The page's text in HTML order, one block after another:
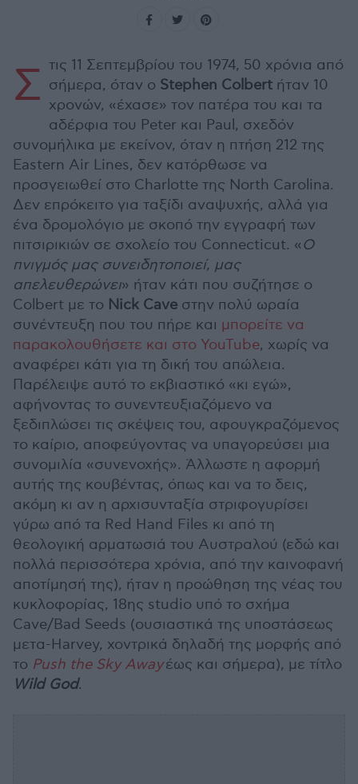
Σ τις 11 Σεπτεμβρίου του 1974, 50 χρόνια από
σήμερα, όταν ο Stephen Colbert ήταν 10
χρονών, «έχασε» τον πατέρα του και τα
αδέρφια του Peter και Paul, σχεδόν
συνομήλικα με εκείνον, όταν η πτήση 212 της
Eastern Air Lines, δεν κατόρθωσε να
προσγειωθεί στο Charlotte της North Carolina.
Δεν επρόκειτο για ταξίδι αναψυχής, αλλά για
ένα δρομολόγιο με σκοπό την εγγραφή των
πιτσιρικιών σε σχολείο του Connecticut. «Ο
πνιγμός μας συνειδητοποιεί, μας
απελευθερώνει» ήταν κάτι που συζήτησε ο
Colbert με το Nick Cave στην πολύ ωραία
συνέντευξη που του πήρε και μπορείτε να
παρακολουθήσετε και στο YouTube, χωρίς να
αναφέρει κάτι για τη δική του απώλεια.
Παρέλειψε αυτό το εκβιαστικό «κι εγώ»,
αφήνοντας το συνεντευξιαζόμενο να
ξεδιπλώσει τις σκέψεις του, αφουγκραζόμενος
το καίριο, αποφεύγοντας να υπαγορεύσει μια
συνομιλία «συνενοχής». Άλλωστε η αφορμή
αυτής της κουβέντας, όπως και να το δεις,
ακόμη κι αν η αρχισυνταξία στριφογυρίσει
γύρω από τα Red Hand Files κι από τη
θεολογική αρματωσιά του Αυστραλού (εδώ και
πολλά περισσότερα χρόνια, από την καινοφανή
αποτίμησή της), ήταν η προώθηση της νέας του
κυκλοφορίας, 18ης studio υπό το σχήμα
Cave/Bad Seeds (ουσιαστικά της υποστάσεως
μετα-Harvey, χοντρικά δηλαδή της μορφής από
το Push the Sky Awayέως και σήμερα), με τίτλο
Wild God.